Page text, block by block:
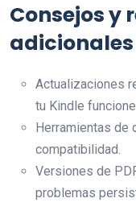
Consejos y
adicionales
Actualizaciones
tu Kindle
Herramientas de
compatibilidad.
Versiones de
problemas